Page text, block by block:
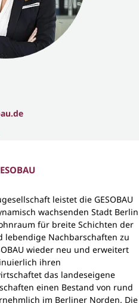
leistet die GESOBAU
wachsenden Stadt Berlin
für breite Schichten der
lebendige Nachbarschaften zu
wieder neu und erweitert
ihren
das landeseigene
einen Bestand von rund
im Berliner Norden. Die